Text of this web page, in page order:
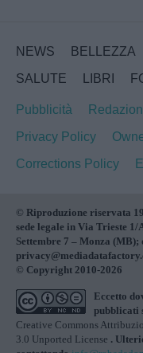
NEWS BELLEZZA
SALUTE
LIBRI
Pubblicità
Privacy Policy
Corrections Policy
© Riproduzione riservata
sede legale in Via Trieste 1/
Settembre 7 – Monza
© Copyright 2010-2026
Eccetto
pubblicati
Creative Commons
3.0 Unported License .